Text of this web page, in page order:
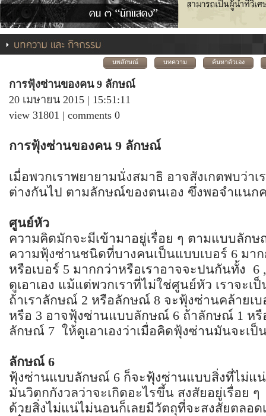
นพลักษณ์ บทความ ค้นหาตัวเอง
การฟุ้งซ่านของคน 9 ลักษณ์
20 เมษายน 2015 | 15:51:11
view 31801 | comments 0
การฟุ้งซ่านของคน 9 ลักษณ์
เมื่อพวกเราพยายามนั่งสมาธิ อาจสังเกตพบว่า
ต่างกันไป ตามลักษณ์ของตนเอง ฃึ่งพอจำแนก
ศูนย์หัว
ความคิดมักจะมีเข้ามาอยู่เรื่อย ๆ ตามแบบลัก
ความฟุ้งซ่านชนิดที่บางคนเป็นแบบเบอร์ 6 มาก
หรือเบอร์ 5 มากกว่าหรือเราอาจจะปนกันทั้ง 6
ดูเอาเอง แม้แต่พวกเราที่ไม่ใช่ศูนย์หัว เราจะเ
ถ้าเราลักษณ์ 2 หรือลักษณ์ 8 จะฟุ้งซ่านคล้ายเบ
หรือ 3 อาจฟุ้งซ่านแบบลักษณ์ 6 ถ้าลักษณ์ 1 ห
ลักษณ์ 7 ให้ดูเอาเองว่าเมื่อคิดฟุ้งซ่านมันจะเป็
ลักษณ์ 6
ฟุ้งซ่านแบบลักษณ์ 6 ก็จะฟุ้งซ่านแบบสิ่งที่ไม่แ
มันวิตกกังวลว่าจะเกิดอะไรขึ้น สงสัยอยู่เรื่อย ๆ
ด้วยสิ่งไม่แน่ไม่นอนก็เลยมีวัตถุที่จะสงสัยตลอด